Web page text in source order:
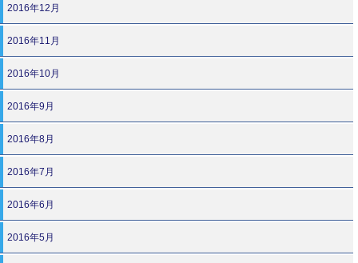
2016年12月
2016年11月
2016年10月
2016年9月
2016年8月
2016年7月
2016年6月
2016年5月